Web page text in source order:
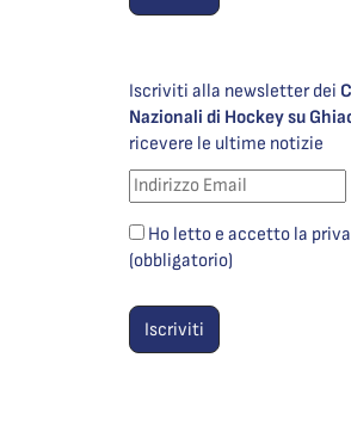
Iscriviti alla newsletter dei
Nazionali di Hockey su
ricevere le ultime notizie
Ho letto e accetto la
(obbligatorio)